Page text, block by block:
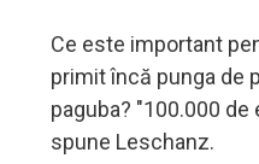
Ce este important
primit încă punga de
paguba? "100.000
spune Leschanz.